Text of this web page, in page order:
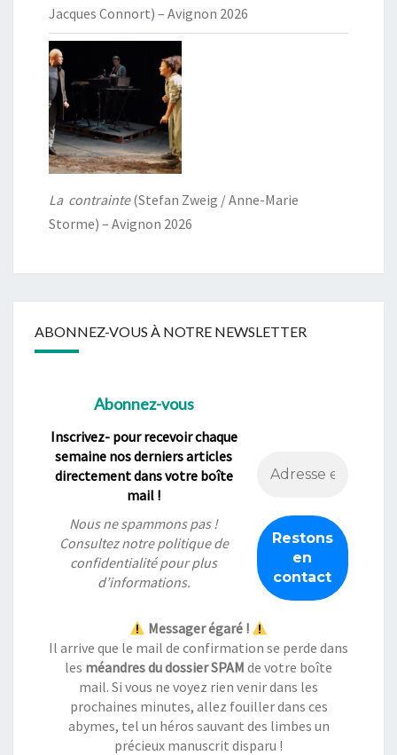
Jacques Connort) – Avignon 2026
La contrainte(Stefan Zweig / Anne-Marie
Storme) – Avignon 2026
ABONNEZ-VOUS À NOTRE NEWSLETTER
Abonnez-vous
Inscrivez- pour recevoir chaque
semaine nos derniers articles
directement dans votre boîte
mail !
Nous ne spammons pas !
Consultez notrepolitique de
confidentialitépour plus
d’informations.
Messager égaré !
Il arrive que le mail de confirmation se perde dans
les méandres du dossier SPAM de votre boîte
mail. Si vous ne voyez rien venir dans les
prochaines minutes, allez fouiller dans ces
abymes, tel un héros sauvant des limbes un
précieux manuscrit disparu !